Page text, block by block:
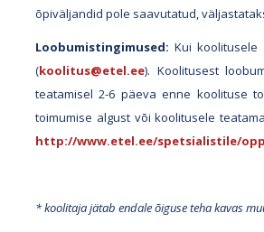
õpiväljandid pole saavutatud,
Loobumistingimused: Kui
(koolitus@etel.ee). Koolitusest
teatamisel 2-6 päeva enne koolituse
toimumise algust või koolitusele
http://www.etel.ee/spetsialistile/
* koolitaja jätab endale õiguse teha kavas